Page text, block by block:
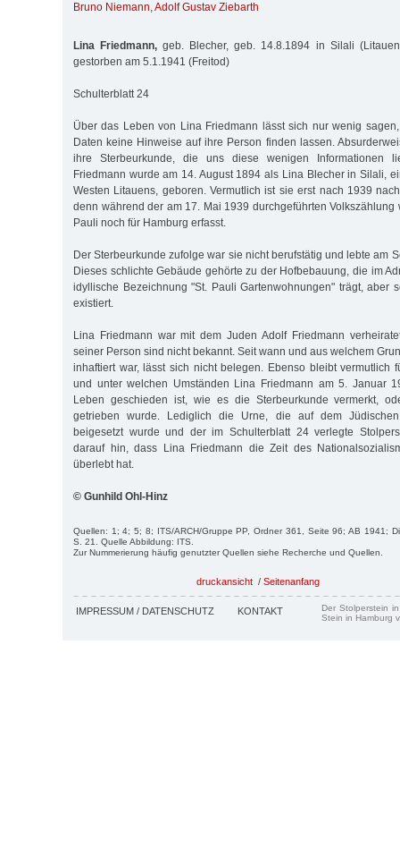
Bruno Niemann,Adolf Gustav Ziebarth
Lina Friedmann, geb. Blecher, geb. 14.8.1894 in Silali
gestorben am 5.1.1941 (Freitod)
Schulterblatt 24
Über das Leben von Lina Friedmann lässt sich nur wenig
Daten keine Hinweise auf ihre Person finden lassen.
ihre Sterbeurkunde, die uns diese wenigen Informationen
Friedmann wurde am 14. August 1894 als Lina Blecher in Silali,
Westen Litauens, geboren. Vermutlich ist sie erst nach 1939
denn während der am 17. Mai 1939 durchgeführten Volkszählung
Pauli noch für Hamburg erfasst.
Der Sterbeurkunde zufolge war sie nicht berufstätig und lebte am
Dieses schlichte Gebäude gehörte zu der Hofbebauung, die im
idyllische Bezeichnung "St. Pauli Gartenwohnungen" trägt, aber
existiert.
Lina Friedmann war mit dem Juden Adolf Friedmann
seiner Person sind nicht bekannt. Seit wann und aus welchem
inhaftiert war, lässt sich nicht belegen. Ebenso bleibt vermutlich
und unter welchen Umständen Lina Friedmann am 5. Januar
Leben geschieden ist, wie es die Sterbeurkunde vermerkt,
getrieben wurde. Lediglich die Urne, die auf dem
beigesetzt wurde und der im Schulterblatt 24 verlegte
darauf hin, dass Lina Friedmann die Zeit des
überlebt hat.
© Gunhild Ohl-Hinz
Quellen: 1; 4; 5; 8; ITS/ARCH/Gruppe PP, Ordner 361, Seite 96; AB 1941;
S. 21. Quelle Abbildung: ITS.
Zur Nummerierung häufig genutzter Quellen siehe Recherche und Quellen.
druckansicht / Seitenanfang
IMPRESSUM / DATENSCHUTZ KONTAKT
Der Stolperstein
Stein in Hamburg